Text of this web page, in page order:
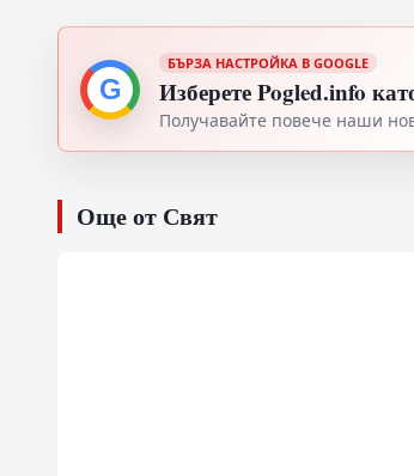
G
БЪРЗА НАСТРОЙКА В GOOGLE
Изберете Pogled.info
Получавайте повече наши
Още от Свят